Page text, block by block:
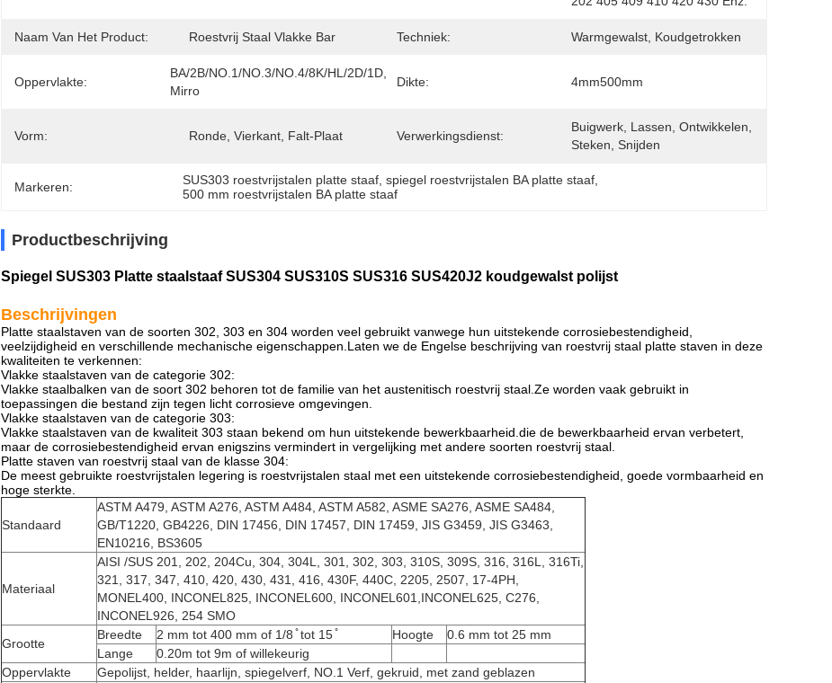
Naam Van Het Product: Roestvrij Staal Vlakke Bar Techniek: Warmgewalst, Koudgetrokken
Oppervlakte:
BA/2B/NO.1/NO.3/NO.4/8K/HL/2D/1D,
Mirro
Dikte: 4mm500mm
Vorm: Ronde, Vierkant, Falt-Plaat Verwerkingsdienst:
Buigwerk, Lassen, Ontwikkelen,
Steken, Snijden
Markeren: SUS303 roestvrijstalen platte staaf , spiegel roestvrijstalen BA platte staaf
500 mm roestvrijstalen BA platte staaf
Productbeschrijving
Spiegel SUS303 Platte staalstaaf SUS304 SUS310S SUS316 SUS420J2 koudgewalst polijst
Beschrijvingen
Platte staalstaven van de soorten 302, 303 en 304 worden veel gebruikt vanwege hun uitstekende corrosiebestendigheid,
veelzijdigheid en verschillende mechanische eigenschappen.Laten we de Engelse beschrijving van roestvrij staal platte staven in deze
kwaliteiten te verkennen:
Vlakke staalstaven van de categorie 302:
Vlakke staalbalken van de soort 302 behoren tot de familie van het austenitisch roestvrij staal.Ze worden vaak gebruikt in
toepassingen die bestand zijn tegen licht corrosieve omgevingen.
Vlakke staalstaven van de categorie 303:
Vlakke staalstaven van de kwaliteit 303 staan bekend om hun uitstekende bewerkbaarheid.die de bewerkbaarheid ervan verbetert,
maar de corrosiebestendigheid ervan enigszins vermindert in vergelijking met andere soorten roestvrij staal.
Platte staven van roestvrij staal van de klasse 304:
De meest gebruikte roestvrijstalen legering is roestvrijstalen staal met een uitstekende corrosiebestendigheid, goede vormbaarheid en
hoge sterkte.
Standaard
ASTM A479, ASTM A276, ASTM A484, ASTM A582, ASME SA276, ASME SA484,
GB/T1220, GB4226, DIN 17456, DIN 17457, DIN 17459, JIS G3459, JIS G3463,
EN10216, BS3605
Materiaal
AISI /SUS 201, 202, 204Cu, 304, 304L, 301, 302, 303, 310S, 309S, 316, 316L, 316Ti,
321, 317, 347, 410, 420, 430, 431, 416, 430F, 440C, 2205, 2507, 17-4PH,
MONEL400, INCONEL825, INCONEL600, INCONEL601,INCONEL625, C276,
INCONEL926, 254 SMO
Grootte
Breedte 2 mm tot 400 mm of 1/8 ̊ tot 15 ̊ Hoogte
0.6 mm tot 25 mm
Lange
0.20m tot 9m of willekeurig
Oppervlakte
Gepolijst, helder, haarlijn, spiegelverf, NO.1 Verf, gekruid, met zand geblazen